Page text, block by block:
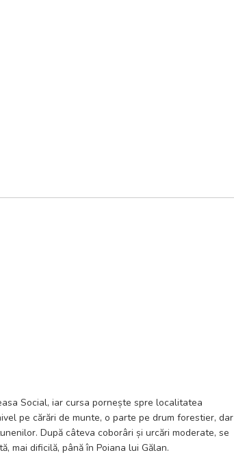
Social, iar cursa pornește spre localitatea
pe cărări de munte, o parte pe drum forestier, dar
După câteva coborâri și urcări moderate, se
mai dificilă, până în Poiana lui Gălan.